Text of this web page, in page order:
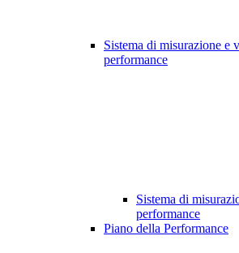
Sistema di misurazione e
performance
Sistema di
performance
Piano della Performance